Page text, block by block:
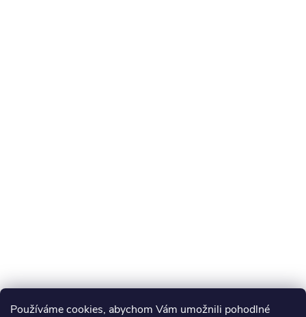
Používáme cookies, abychom Vám umožnili pohodlné